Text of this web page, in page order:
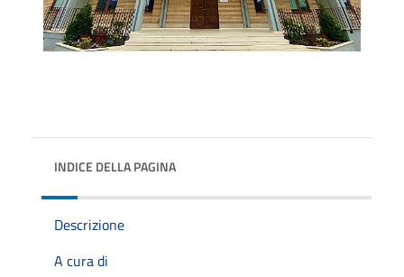
INDICE DELLA PAGINA
Descrizione
A cura di